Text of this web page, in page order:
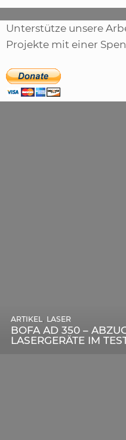
Unterstütze unsere
Projekte mit einer
BOFA AD 350 –
LASERGERÄTE IM
ARTIKEL, LASER
DIE
ERFOLGREICHEN
DIGITALEN ÄRA